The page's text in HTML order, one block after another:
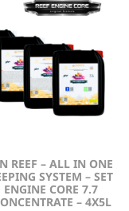
REEF – ALL IN ONE
SYSTEM – SET
ENGINE CORE 7.7
– 4X5L